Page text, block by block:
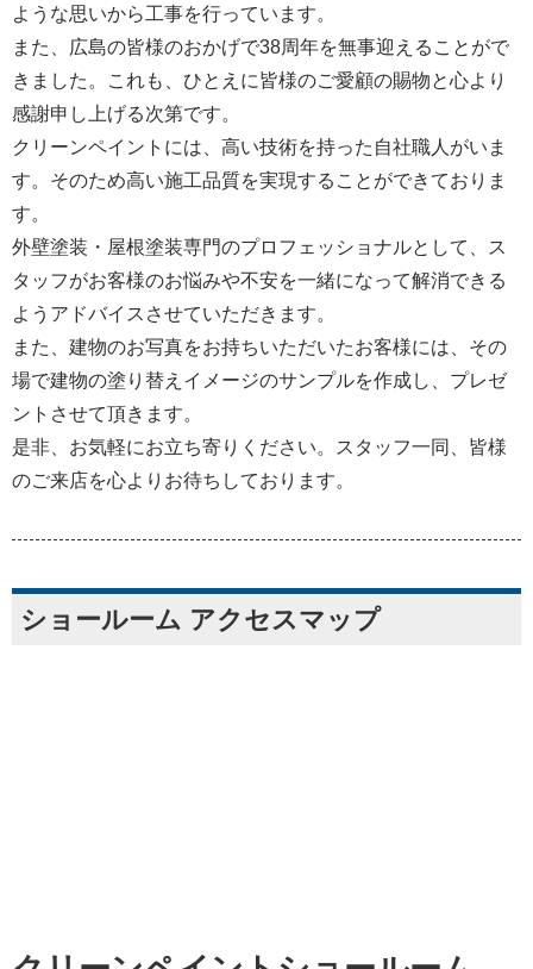
ような思いから工事を行っています。
また、広島の皆様のおかげで38周年を無事迎えることがで
きました。これも、ひとえに皆様のご愛顧の賜物と心より
感謝申し上げる次第です。
クリーンペイントには、高い技術を持った自社職人がいま
す。そのため高い施工品質を実現することができておりま
す。
外壁塗装・屋根塗装専門のプロフェッショナルとして、ス
タッフがお客様のお悩みや不安を一緒になって解消できる
ようアドバイスさせていただきます。
また、建物のお写真をお持ちいただいたお客様には、その
場で建物の塗り替えイメージのサンプルを作成し、プレゼ
ントさせて頂きます。
是非、お気軽にお立ち寄りください。スタッフ一同、皆様
のご来店を心よりお待ちしております。
ショールーム アクセスマップ